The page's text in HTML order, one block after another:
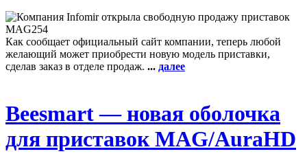
Как сообщает официальный сайт компании, теперь любой
желающий может приобрести новую модель приставки,
сделав заказ в отделе продаж. ... далее
Beesmart — новая оболочка
для приставок MAG/AuraHD